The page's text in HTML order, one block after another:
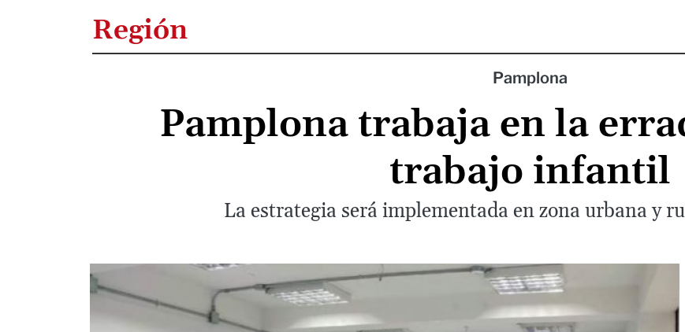
Región
Pamplona
Pamplona trabaja en la
trabajo infantil
La estrategia será implementada en zona urbana y